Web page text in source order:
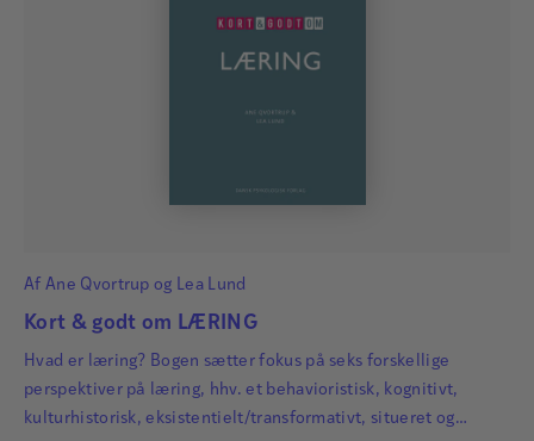
Af Ane Qvortrup og Lea Lund
Kort & godt om LÆRING
Hvad er læring? Bogen sætter fokus på seks forskellige
perspektiver på læring, hhv. et behavioristisk, kognitivt,
kulturhistorisk, eksistentielt/transformativt, situeret og